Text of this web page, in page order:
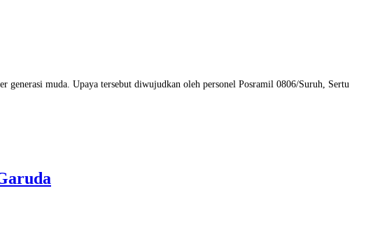
muda. Upaya tersebut diwujudkan oleh personel Posramil 0806/Suruh, Sertu